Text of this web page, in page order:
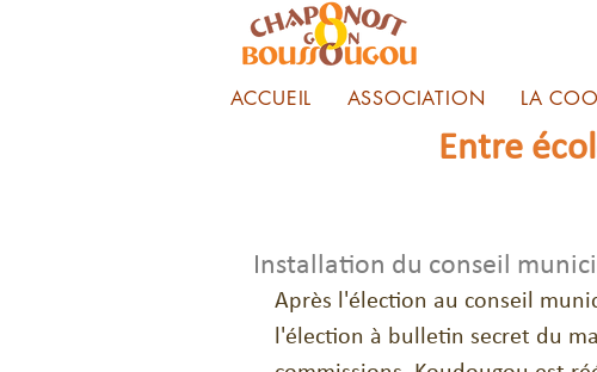
ACCUEIL ASSOCIATION LA
Entre
Installation du conseil
Après l'élection au conseil
l'élection à bulletin secret du